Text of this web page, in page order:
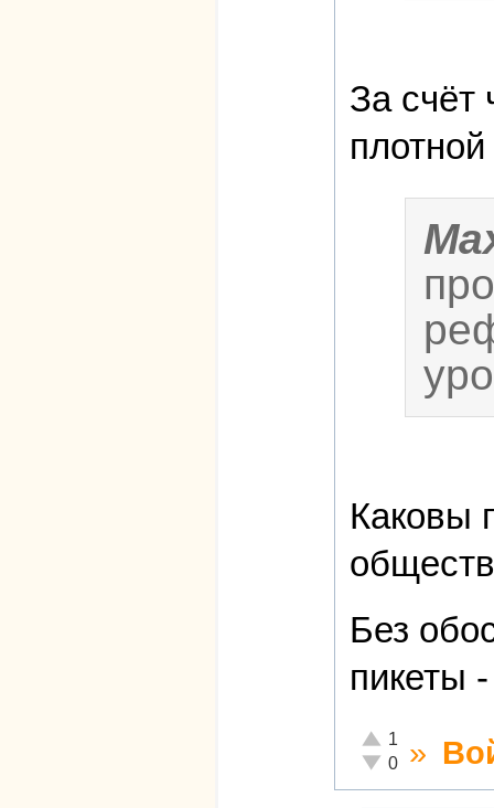
За счёт
плотной
Каковы
Без
пикеты
Отлично!
1
Неадекватно!
0 »